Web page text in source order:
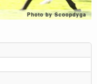
Photo by Scoopdyga